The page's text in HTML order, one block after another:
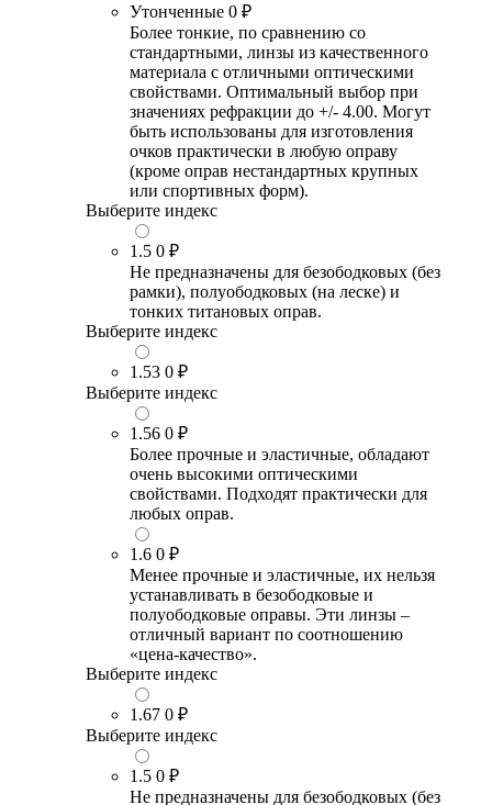
Утонченные 0 ₽
Более тонкие, по сравнению со
стандартными, линзы из качественного
материала с отличными оптическими
свойствами. Оптимальный выбор при
значениях рефракции до +/- 4.00. Могут
быть использованы для изготовления
очков практически в любую оправу
(кроме оправ нестандартных крупных
или спортивных форм).
Выберите индекс
1.5 0 ₽
Не предназначены для безободковых (без
рамки), полуободковых (на леске) и
тонких титановых оправ.
Выберите индекс
1.53 0 ₽
Выберите индекс
1.56 0 ₽
Более прочные и эластичные, обладают
очень высокими оптическими
свойствами. Подходят практически для
любых оправ.
1.6 0 ₽
Менее прочные и эластичные, их нельзя
устанавливать в безободковые и
полуободковые оправы. Эти линзы –
отличный вариант по соотношению
«цена-качество».
Выберите индекс
1.67 0 ₽
Выберите индекс
1.5 0 ₽
Не предназначены для безободковых (без